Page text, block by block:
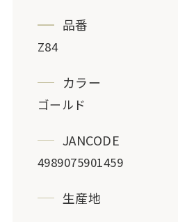
品番
Z84
カラー
ゴールド
JANCODE
4989075901459
生産地